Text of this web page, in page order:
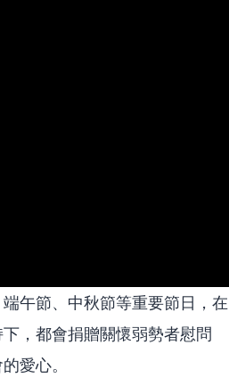
午節、中秋節等重要節日，在
，都會捐贈關懷弱勢者慰問
愛心。